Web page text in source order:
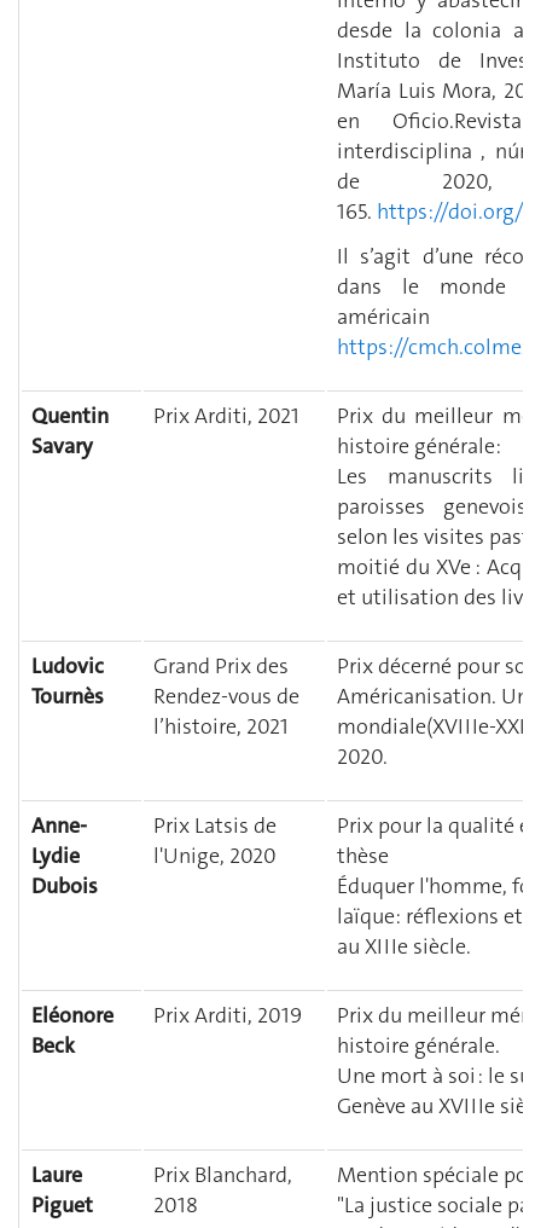
desde la colonia
Instituto de
María Luis Mora,
en
interdisciplina ,
de 2020,
165. https://doi.org/
Il s’agit d’une
dans le monde
américain
https://
Quentin
Savary
Prix Arditi, 2021
Prix du meilleur
histoire générale:
Les manuscrits
paroisses
selon les visites
moitié du XVe :
et utilisation des
Ludovic
Tournès
Grand Prix des
Rendez-vous de
l’histoire, 2021
Prix décerné pour
Américanisation.
mondiale(XVIIIe-XXIe
2020.
Anne-
Lydie
Dubois
Prix Latsis de
l'Unige, 2020
Prix pour la qualité
thèse
Éduquer l'homme,
laïque: réflexions et
au XIIIe siècle.
Eléonore
Beck
Prix Arditi, 2019
Prix du meilleur
histoire générale.
Une mort à soi : le
Genève au XVIIIe
Laure
Piguet
Prix Blanchard,
2018
Mention spéciale
"La justice sociale